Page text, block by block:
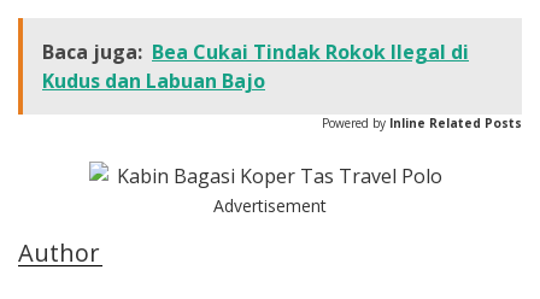
Baca juga: Bea Cukai Tindak Rokok Ilegal di
Kudus dan Labuan Bajo
Powered by Inline Related Posts
Advertisement
Author